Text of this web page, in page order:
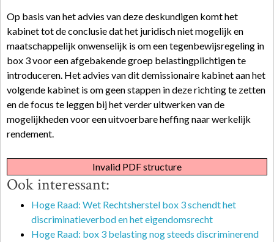
Op basis van het advies van deze deskundigen komt het
kabinet tot de conclusie dat het juridisch niet mogelijk en
maatschappelijk onwenselijk is om een tegenbewijsregeling in
box 3 voor een afgebakende groep belastingplichtigen te
introduceren. Het advies van dit demissionaire kabinet aan het
volgende kabinet is om geen stappen in deze richting te zetten
en de focus te leggen bij het verder uitwerken van de
mogelijkheden voor een uitvoerbare heffing naar werkelijk
rendement.
Invalid PDF structure
Ook interessant:
Hoge Raad: Wet Rechtsherstel box 3 schendt het
discriminatieverbod en het eigendomsrecht
Hoge Raad: box 3 belasting nog steeds discriminerend